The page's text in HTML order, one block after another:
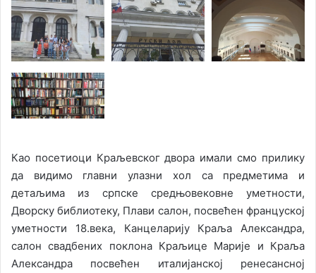
Као посетиоци Краљевског двора имали смо прилику
да видимо главни улазни хол са предметима и
детаљима из српске средњовековне уметности,
Дворску библиотеку, Плави салон, посвећен француској
уметности 18.века, Канцеларију Краља Александра,
салон свадбених поклона Краљице Марије и Краља
Александра посвећен италијанској ренесансној